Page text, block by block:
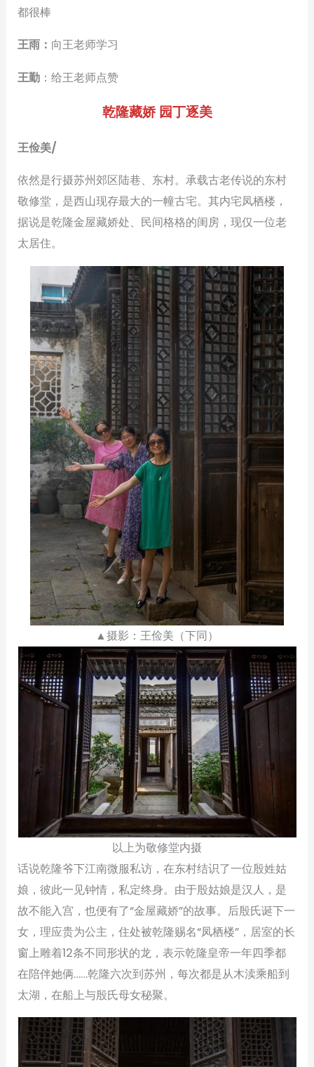
都很棒
王雨： 向王老师学习
王勤 ：给王老师点赞
乾隆藏娇 园丁逐美
王俭美/
依然是行摄苏州郊区陆巷、东村。承载古老传说的东村
敬修堂，是西山现存最大的一幢古宅。其内宅凤栖楼，
据说是乾隆金屋藏娇处、民间格格的闺房，现仅一位老
太居住。
▲摄影：王俭美（下同）
以上为敬修堂内摄
话说乾隆爷下江南微服私访，在东村结识了一位殷姓姑
娘，彼此一见钟情，私定终身。由于殷姑娘是汉人，是
故不能入宫，也便有了“金屋藏娇”的故事。后殷氏诞下一
女，理应贵为公主，住处被乾隆赐名“凤栖楼”，居室的长
窗上雕着12条不同形状的龙，表示乾隆皇帝一年四季都
在陪伴她俩……乾隆六次到苏州，每次都是从木渎乘船到
太湖，在船上与殷氏母女秘聚。